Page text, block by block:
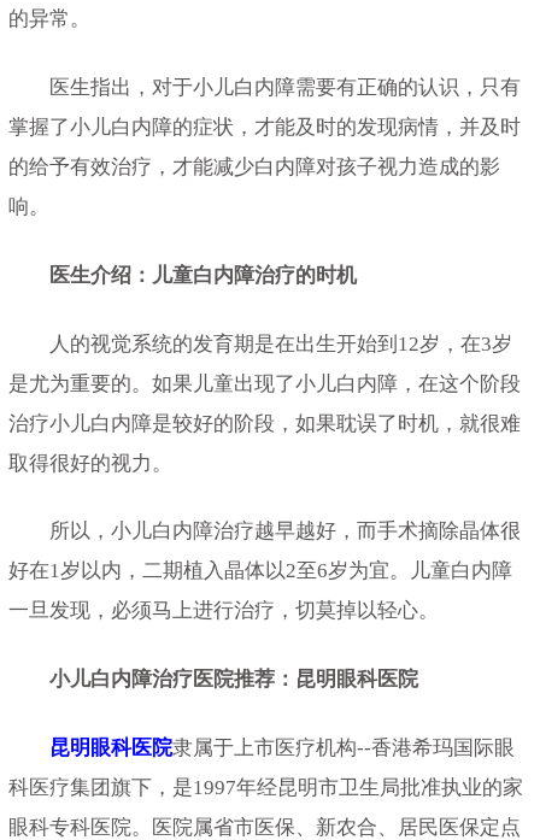
的异常。
医生指出，对于小儿白内障需要有正确的认识，只有
掌握了小儿白内障的症状，才能及时的发现病情，并及时
的给予有效治疗，才能减少白内障对孩子视力造成的影
响。
医生介绍：儿童白内障治疗的时机
人的视觉系统的发育期是在出生开始到12岁，在3岁
是尤为重要的。如果儿童出现了小儿白内障，在这个阶段
治疗小儿白内障是较好的阶段，如果耽误了时机，就很难
取得很好的视力。
所以，小儿白内障治疗越早越好，而手术摘除晶体很
好在1岁以内，二期植入晶体以2至6岁为宜。儿童白内障
一旦发现，必须马上进行治疗，切莫掉以轻心。
小儿白内障治疗医院推荐：昆明眼科医院
昆明眼科医院隶属于上市医疗机构--香港希玛国际眼
科医疗集团旗下，是1997年经昆明市卫生局批准执业的家
眼科专科医院。医院属省市医保、新农合、居民医保定点